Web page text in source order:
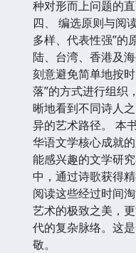
种对形而上问题的
四、 编选原则与阅
多样、代表性强”的
陆、台湾、香港及
刻意避免简单地按
落”的方式进行组织
晰地看到不同诗人
异的艺术路径。 本
华语文学核心成就
能感兴趣的文学研
中，通过诗歌获得
阅读这些经过时间
艺术的极致之美，
代的复杂脉络。这
敬。